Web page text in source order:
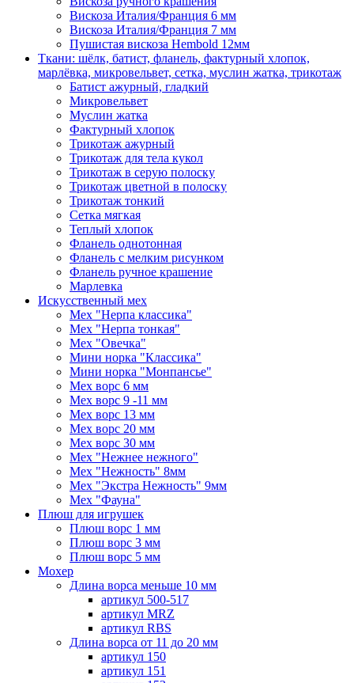
Вискоза Италия/Франция 6 мм
Вискоза Италия/Франция 7 мм
Пушистая вискоза Hembold 12мм
Ткани: шёлк, батист, фланель, фактурный хлопок,
марлёвка, микровельвет, сетка, муслин жатка, трикотаж
Батист ажурный, гладкий
Микровельвет
Муслин жатка
Фактурный хлопок
Трикотаж ажурный
Трикотаж для тела кукол
Трикотаж в серую полоску
Трикотаж цветной в полоску
Трикотаж тонкий
Сетка мягкая
Теплый хлопок
Фланель однотонная
Фланель с мелким рисунком
Фланель ручное крашение
Марлевка
Искусственный мех
Мех "Нерпа классика"
Мех "Нерпа тонкая"
Мех "Овечка"
Мини норка "Классика"
Мини норка "Монпансье"
Мех ворс 6 мм
Мех ворс 9 -11 мм
Мех ворс 13 мм
Мех ворс 20 мм
Мех ворс 30 мм
Мех "Нежнее нежного"
Мех "Нежность" 8мм
Мех "Экстра Нежность" 9мм
Мех "Фауна"
Плюш для игрушек
Плюш ворс 1 мм
Плюш ворс 3 мм
Плюш ворс 5 мм
Мохер
Длина ворса меньше 10 мм
артикул 500-517
артикул MRZ
артикул RBS
Длина ворса от 11 до 20 мм
артикул 150
артикул 151